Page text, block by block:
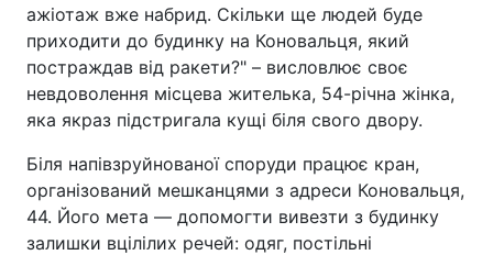
ажіотаж вже набрид. Скільки ще людей буде
приходити до будинку на Коновальця, який
постраждав від ракети?" – висловлює своє
невдоволення місцева жителька, 54-річна жінка,
яка якраз підстригала кущі біля свого двору.
Біля напівзруйнованої споруди працює кран,
організований мешканцями з адреси Коновальця,
44. Його мета — допомогти вивезти з будинку
залишки вцілілих речей: одяг, постільні